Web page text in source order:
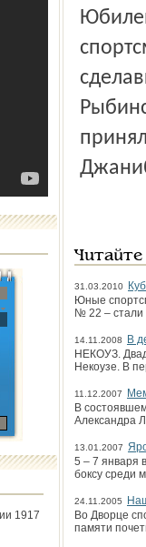
1917
31.03.2010
Юные
№ 22 – стали
14.11.2008
В
НЕКОУЗ.
Некоузе. В
11.12.2007
В
Александра
13.01.2007
5 – 7 января
боксу среди
24.11.2005
Во Дворце
памяти